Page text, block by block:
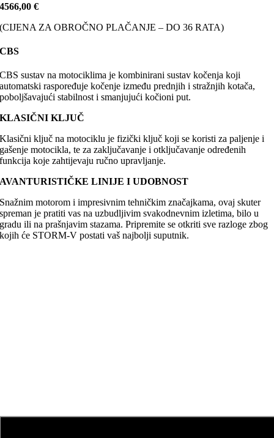
4566,00 €
(CIJENA ZA OBROČNO PLAČANJE – DO 36 RATA)
CBS
CBS sustav na motociklima je kombinirani sustav kočenja koji
automatski raspoređuje kočenje između prednjih i stražnjih kotača,
poboljšavajući stabilnost i smanjujući kočioni put.
KLASIČNI KLJUČ
Klasični ključ na motociklu je fizički ključ koji se koristi za paljenje i
gašenje motocikla, te za zaključavanje i otključavanje određenih
funkcija koje zahtijevaju ručno upravljanje.
AVANTURISTIČKE LINIJE I UDOBNOST
Snažnim motorom i impresivnim tehničkim značajkama, ovaj skuter
spreman je pratiti vas na uzbudljivim svakodnevnim izletima, bilo u
gradu ili na prašnjavim stazama. Pripremite se otkriti sve razloge zbog
kojih će STORM-V postati vaš najbolji suputnik.